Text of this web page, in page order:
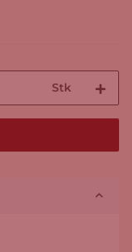
Stk